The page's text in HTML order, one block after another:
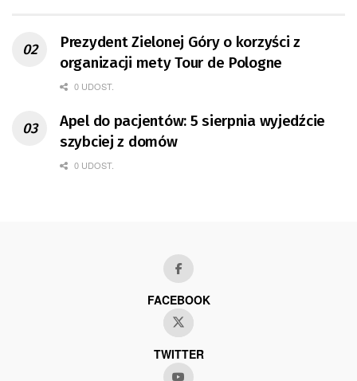
Prezydent Zielonej Góry o korzyści z
organizacji mety Tour de Pologne
0 UDOST.
Apel do pacjentów: 5 sierpnia wyjedźcie
szybciej z domów
0 UDOST.
FACEBOOK
TWITTER